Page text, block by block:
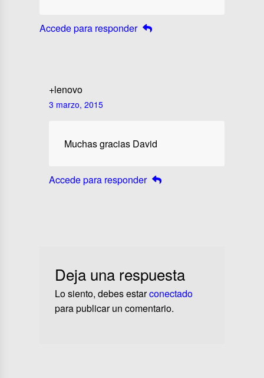
Accede para responder
+lenovo
3 marzo, 2015
Muchas gracias David
Accede para responder
Deja una respuesta
Lo siento, debes estarconectado
para publicar un comentario.